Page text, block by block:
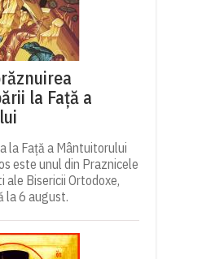
la Față a
la Față a Mântuitorului
este unul din Praznicele
ale Bisericii Ortodoxe,
la 6 august.